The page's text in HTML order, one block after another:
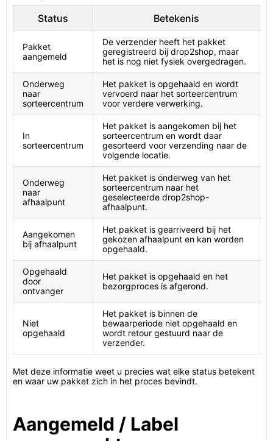
Status Betekenis
Pakket
aangemeld
De verzender heeft het pakket
geregistreerd bij drop2shop, maar
het is nog niet fysiek overgedragen.
Onderweg
naar
sorteercentrum
Het pakket is opgehaald en wordt
vervoerd naar het sorteercentrum
voor verdere verwerking.
In
sorteercentrum
Het pakket is aangekomen bij het
sorteercentrum en wordt daar
gesorteerd voor verzending naar de
volgende locatie.
Onderweg
naar
afhaalpunt
Het pakket is onderweg van het
sorteercentrum naar het
geselecteerde drop2shop-
afhaalpunt.
Aangekomen
bij afhaalpunt
Het pakket is gearriveerd bij het
gekozen afhaalpunt en kan worden
opgehaald.
Opgehaald
door
ontvanger
Het pakket is opgehaald en het
bezorgproces is afgerond.
Niet
opgehaald
Het pakket is binnen de
bewaarperiode niet opgehaald en
wordt retour gestuurd naar de
verzender.
Met deze informatie weet u precies wat elke status betekent
en waar uw pakket zich in het proces bevindt.
Aangemeld / Label